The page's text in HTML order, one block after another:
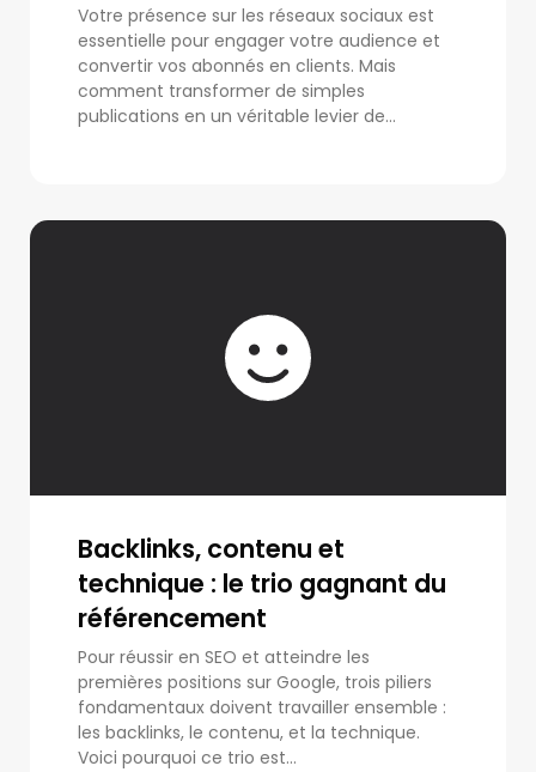
Votre présence sur les réseaux sociaux est
essentielle pour engager votre audience et
convertir vos abonnés en clients. Mais
comment transformer de simples
publications en un véritable levier de...
Backlinks, contenu et
technique : le trio gagnant du
référencement
Pour réussir en SEO et atteindre les
premières positions sur Google, trois piliers
fondamentaux doivent travailler ensemble :
les backlinks, le contenu, et la technique.
Voici pourquoi ce trio est...